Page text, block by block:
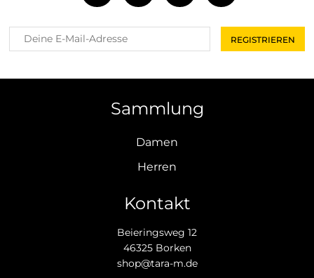
Sammlung
Damen
Herren
Kontakt
Beieringsweg 12
46325 Borken
shop@tara-m.de